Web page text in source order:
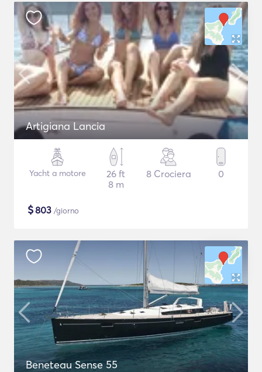
Artigiana Lancia
Yacht a motore
26 ft
8 m
8 Crociera 0
$803 /giorno
Beneteau Sense 55